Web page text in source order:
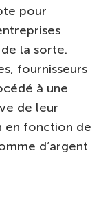
pour
la sorte.
fournisseurs
à une
de leur
en fonction de
d’argent